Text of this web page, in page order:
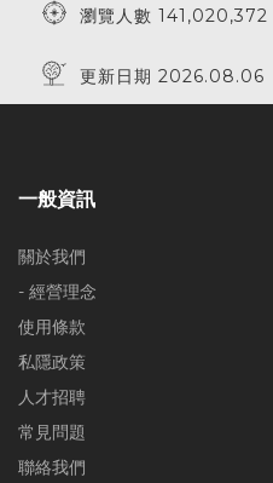
瀏覽人數 141,020,372
更新日期 2026.08.06
一般資訊
關於我們
- 經營理念
使用條款
私隱政策
人才招聘
常見問題
聯絡我們